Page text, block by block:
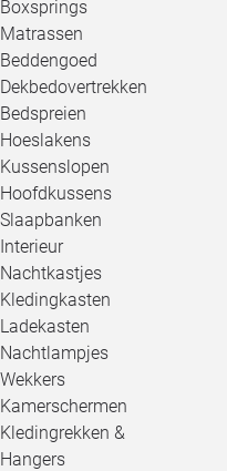
Boxsprings
Matrassen
Beddengoed
Dekbedovertrekken
Bedspreien
Hoeslakens
Kussenslopen
Hoofdkussens
Slaapbanken
Interieur
Nachtkastjes
Kledingkasten
Ladekasten
Nachtlampjes
Wekkers
Kamerschermen
Kledingrekken &
Hangers